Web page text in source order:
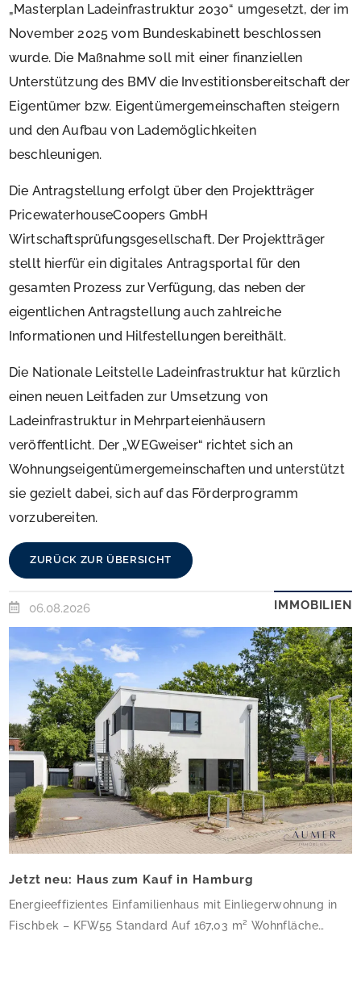
„Masterplan Ladeinfrastruktur 2030“ umgesetzt, der im
November 2025 vom Bundeskabinett beschlossen
wurde. Die Maßnahme soll mit einer finanziellen
Unterstützung des BMV die Investitionsbereitschaft der
Eigentümer bzw. Eigentümergemeinschaften steigern
und den Aufbau von Lademöglichkeiten
beschleunigen.
Die Antragstellung erfolgt über den Projektträger
PricewaterhouseCoopers GmbH
Wirtschaftsprüfungsgesellschaft. Der Projektträger
stellt hierfür ein digitales Antragsportal für den
gesamten Prozess zur Verfügung, das neben der
eigentlichen Antragstellung auch zahlreiche
Informationen und Hilfestellungen bereithält.
Die Nationale Leitstelle Ladeinfrastruktur hat kürzlich
einen neuen Leitfaden zur Umsetzung von
Ladeinfrastruktur in Mehrparteienhäusern
veröffentlicht. Der „WEGweiser“ richtet sich an
Wohnungseigentümergemeinschaften und unterstützt
sie gezielt dabei, sich auf das Förderprogramm
vorzubereiten.
ZURÜCK ZUR ÜBERSICHT
06.08.2026 IMMOBILIEN
Jetzt neu: Haus zum Kauf in Hamburg
Energieeffizientes Einfamilienhaus mit Einliegerwohnung in
Fischbek – KFW55 Standard Auf 167,03 m² Wohnfläche